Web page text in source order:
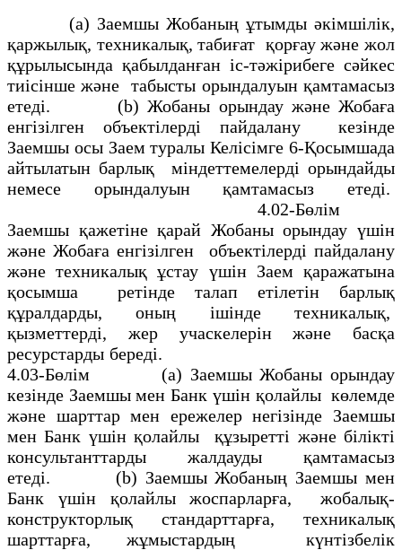
(а) Заемшы Жобаның ұтымды әкiмшiлiк,
қаржылық, техникалық, табиғат қорғау және жол
құрылысында қабылданған iс-тәжiрибеге сәйкес
тиiсiнше және табысты орындалуын қамтамасыз
етедi. (b) Жобаны орындау және Жобаға
енгiзiлген объектiлердi пайдалану кезiнде
Заемшы осы Заем туралы Келiсiмге 6-Қосымшада
айтылатын барлық міндеттемелердi орындайды
немесе орындалуын қамтамасыз етедi.
4.02-Бөлiм
Заемшы қажетiне қарай Жобаны орындау үшiн
және Жобаға енгізiлген объектiлердi пайдалану
және техникалық ұстау үшiн Заем қаражатына
қосымша ретінде талап етілетiн барлық
құралдарды, оның ішiнде техникалық,
қызметтердi, жер учаскелерiн және басқа
ресурстарды бередi.
4.03-Бөлiм
(а) Заемшы Жобаны орындау
кезiнде Заемшы мен Банк үшiн қолайлы көлемде
және шарттар мен ережелер негiзiнде Заемшы
мен Банк үшiн қолайлы құзыреттi және бiлiктi
консультанттарды жалдауды қамтамасыз
етедi. (b) Заемшы Жобаның Заемшы мен
Банк үшiн қолайлы жоспарларға, жобалық-
конструкторлық стандарттарға, техникалық
шарттарға, жұмыстардың күнтізбелiк